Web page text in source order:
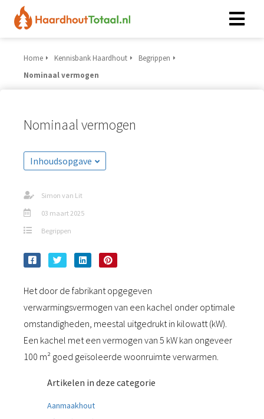
Home Kennisbank Haardhout
Begrippen
Nominaal vermogen
Nominaal vermogen
Inhoudsopgave
Simon van Lit
03 maart 2025
Begrippen
Het door de fabrikant opgegeven
verwarmingsvermogen van een kachel onder optimale
omstandigheden, meestal uitgedrukt in kilowatt (kW).
Een kachel met een vermogen van 5 kW kan ongeveer
100 m² goed geïsoleerde woonruimte verwarmen.
Artikelen in deze categorie
Aanmaakhout